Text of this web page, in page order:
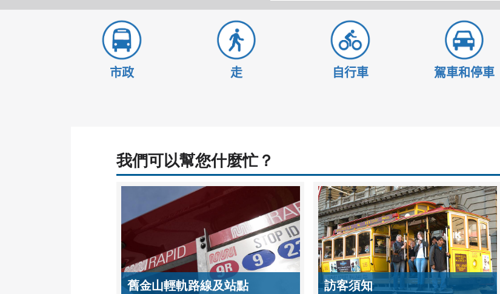
位
位
希
行
方
市政 走 自行車 駕車和停車
我們可以幫您什麼忙？
舊金山輕軌路線及站點 訪客須知